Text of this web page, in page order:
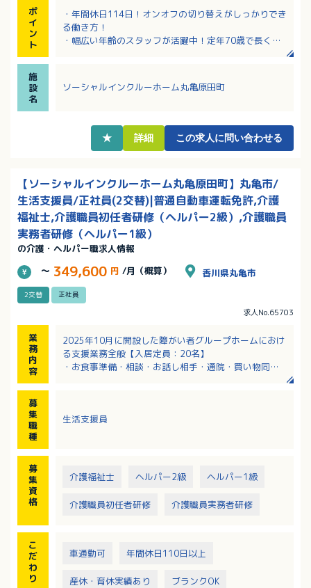
【応募要件】
・管理者経験：介護福祉業界あるいは異業種でのマネ
ジメント経験のある方（例：施設管理者・介護主任・
店舗運営など）
ポ
イ
ン
ト
・年間休日114日！オンオフの切り替えがしっかりでき
る働き方！
・幅広い年齢のスタッフが活躍中！定年70歳で長く安
・役職・資格手当あり！日々の成果や取り組みが評価
される環境です
施
設
名
ソーシャルインクルーホーム丸亀原田町
★ 詳細 この求人に問い合わせる
【ソーシャルインクルーホーム丸亀原田町】丸亀市/
生活支援員/正社員(2交替)|普通自動車運転免許,介護
福祉士,介護職員初任者研修（ヘルパー2級）,介護職員
実務者研修（ヘルパー1級）
の介護・ヘルパー職求人情報
～ 349,600 円 /月（概算） 香川県丸亀市
2交替 正社員
求人No.65703
業
務
内
容
2025年10月に開設した障がい者グループホームにおけ
る支援業務全般【入居定員：20名】
・お食事準備・相談・お話し相手・通院・買い物同行
・清掃、洗濯業務
募
集
職
種
生活支援員
募
集
資
格
介護福祉士 ヘルパー2級 ヘルパー1級
介護職員初任者研修 介護職員実務者研修
こ
だ
わ
り
車通勤可 年間休日110日以上
産休・育休実績あり ブランクOK